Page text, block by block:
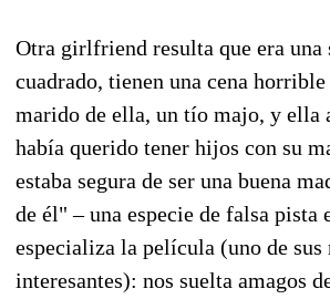
Otra girlfriend resulta que era una
cuadrado, tienen una cena
marido de ella, un tío majo, y ella
había querido tener hijos con su
estaba segura de ser una buena
de él" – una especie de falsa pista
especializa la película (uno de sus
interesantes): nos suelta amagos